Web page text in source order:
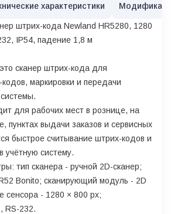
характеристики
штрих-кода Newland HR5280, 1280
IP54, падение 1,8 м
сканер штрих-кода для
маркировки и передачи
для рабочих мест в рознице, на
пунктах выдачи заказов и сервисных
быстрое считывание штрих-кодов и
учётную систему.
тип сканера - ручной 2D-сканер;
Bonito; сканирующий модуль - 2D
сенсора - 1280 × 800 px;
RS-232.